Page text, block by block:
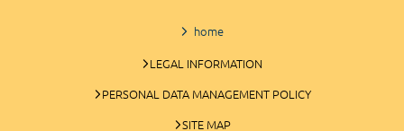
home
LEGAL INFORMATION
PERSONAL DATA MANAGEMENT POLICY
SITE MAP